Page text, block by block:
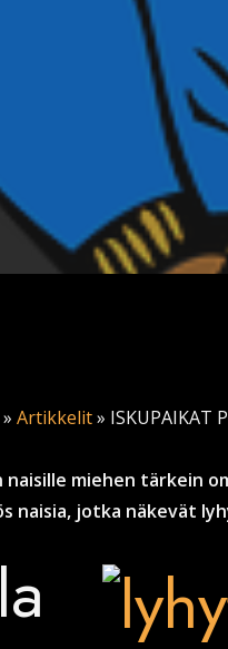
» Artikkelit» ISKUPAIKAT
naisille miehen tärkein
naisia, jotka näkevät